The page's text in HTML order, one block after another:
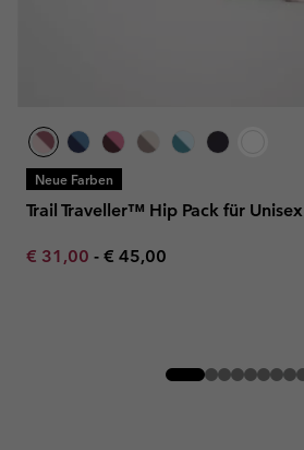
Neue Farben
Trail Traveller™ Hip Pack für Unisex
Minimum sale price:
€ 31,00 - Maximum price:
€ 45,00